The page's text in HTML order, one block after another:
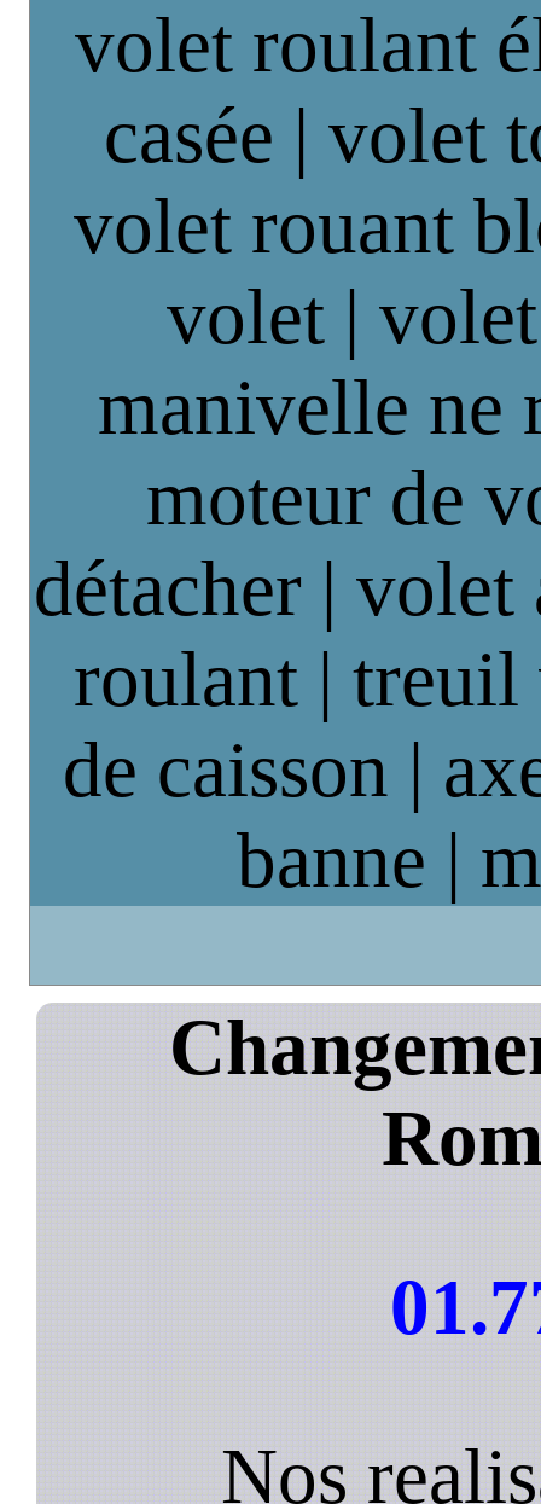
volet roulant
casée | volet
volet rouant
volet |
manivelle ne
moteur de
détacher | volet
roulant |
de caisson |
banne |
Nos